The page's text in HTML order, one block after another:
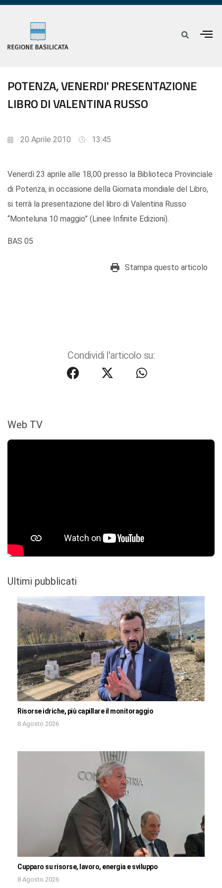
POTENZA, VENERDI' PRESENTAZIONE
LIBRO DI VALENTINA RUSSO
20 Aprile 2010 13:45
Venerdì 23 aprile alle 18,00 presso la Biblioteca Provinciale
di Potenza, in occasione della Giornata mondiale del Libro,
si terrà la presentazione del libro di Valentina Russo
“Monteluna 10 maggio” (Linee Infinite Edizioni).
BAS 05
Stampa questo articolo
Condividi l'articolo su:
Web TV
Ultimi pubblicati
Risorse idriche, più capillare il monitoraggio
8 Agosto 2026
Cupparo su risorse, lavoro, energia e sviluppo
8 Agosto 2026